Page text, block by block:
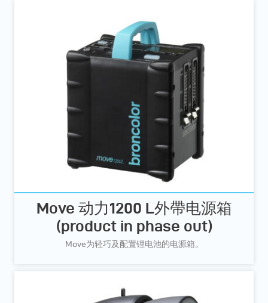
Move 动力1200 L外帶电源箱
(product in phase out)
Move为轻巧及配置锂电池的电源箱。